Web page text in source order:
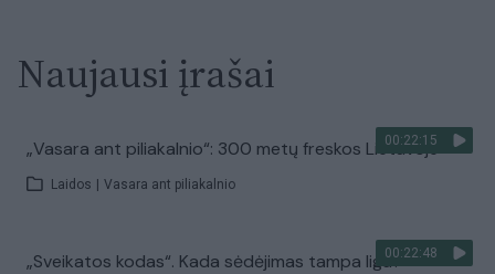
Naujausi įrašai
00:22:15
„Vasara ant piliakalnio“: 300 metų freskos Lietuvoje
Laidos Vasara ant piliakalnio
00:22:48
„Sveikatos kodas“. Kada sėdėjimas tampa liga?